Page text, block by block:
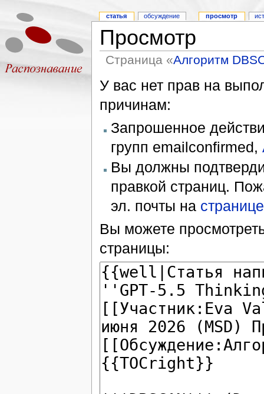
Просмотр
Страница «Алгоритм
У вас нет прав на
причинам:
Запрошенное
групп emailconfirmed,
Вы должны
правкой страниц.
эл. почты на
Вы можете
страницы:
статья обсуждение просмотр